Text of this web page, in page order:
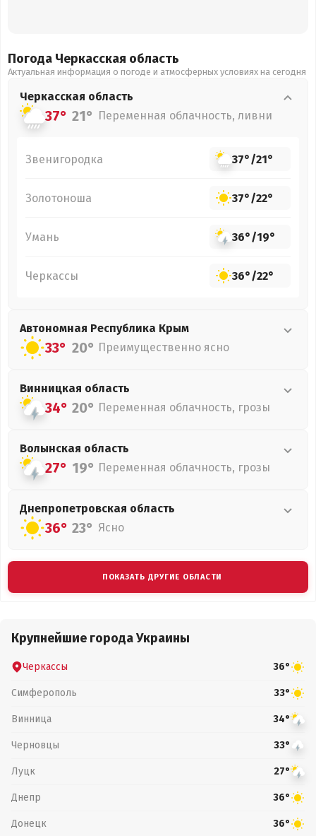
Погода Черкасская область
Актуальная информация о погоде и атмосферных условиях на сегодня
Черкасская область
37° 21° Переменная облачность, ливни
Звенигородка 37°/21°
Золотоноша 37°/22°
Умань 36°/19°
Черкассы 36°/22°
Автономная Республика Крым
33° 20° Преимущественно ясно
Винницкая область
34° 20° Переменная облачность, грозы
Волынская область
27° 19° Переменная облачность, грозы
Днепропетровская область
36° 23° Ясно
ПОКАЗАТЬ ДРУГИЕ ОБЛАСТИ
Крупнейшие города Украины
Черкассы 36°
Симферополь 33°
Винница 34°
Черновцы 33°
Луцк 27°
Днепр 36°
Донецк 36°